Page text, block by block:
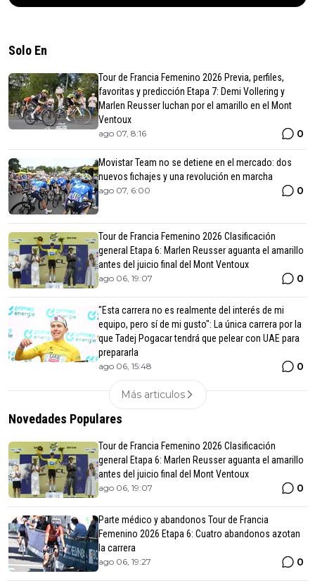
Solo En
Tour de Francia Femenino 2026 Previa, perfiles,
favoritas y predicción Etapa 7: Demi Vollering y
Marlen Reusser luchan por el amarillo en el Mont
Ventoux
ago 07, 8:16 0
Movistar Team no se detiene en el mercado: dos
nuevos fichajes y una revolución en marcha
ago 07, 6:00 0
Tour de Francia Femenino 2026 Clasificación
general Etapa 6: Marlen Reusser aguanta el amarillo
antes del juicio final del Mont Ventoux
ago 06, 19:07 0
"Esta carrera no es realmente del interés de mi
equipo, pero sí de mi gusto": La única carrera por la
que Tadej Pogacar tendrá que pelear con UAE para
prepararla
ago 06, 15:48 0
Más articulos
Novedades Populares
Tour de Francia Femenino 2026 Clasificación
general Etapa 6: Marlen Reusser aguanta el amarillo
antes del juicio final del Mont Ventoux
ago 06, 19:07 0
Parte médico y abandonos Tour de Francia
Femenino 2026 Etapa 6: Cuatro abandonos azotan
la carrera
ago 06, 19:27 0